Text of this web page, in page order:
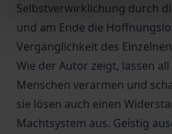
Selbstverwirklichung durch
und am Ende die
Vergänglichkeit des
Wie der Autor zeigt, lassen
Menschen verarmen und
sie lösen auch einen
Machtsystem aus. Geistig